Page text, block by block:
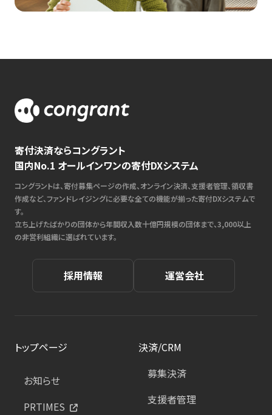
寄付決済ならコングラント
国内No.1 オールインワンの寄付DXシステム
コングラントは、寄付募集ページの作成、オンライン決済、支援者管理、領収書
作成など、ファンドレイジングに必要な全ての機能が揃った寄付DXシステムで
す。
立ち上げたばかりの団体から年間収入数十億円規模の団体まで、3,000以上
の非営利組織に選ばれています。
採用情報 運営会社
トップページ
お知らせ
PRTIMES
決済/CRM
募集決済
支援者管理